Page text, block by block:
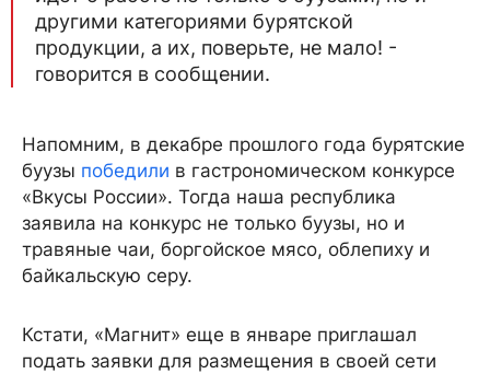
другими категориями бурятской
продукции, а их, поверьте, не мало! -
говорится в сообщении.
Напомним, в декабре прошлого года бурятские
буузы победили в гастрономическом конкурсе
«Вкусы России». Тогда наша республика
заявила на конкурс не только буузы, но и
травяные чаи, боргойское мясо, облепиху и
байкальскую серу.
Кстати, «Магнит» еще в январе приглашал
подать заявки для размещения в своей сети